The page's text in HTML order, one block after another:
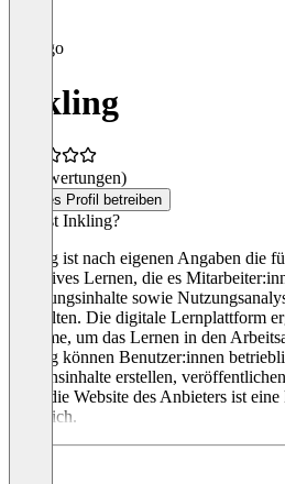
Inkling
(0 Bewertungen)
Dieses Profil betreiben
Was ist Inkling?
Inkling ist nach eigenen Angaben die
operatives Lernen, die es
Schulungsinhalte sowie
verwalten. Die digitale Lernplattform
Systeme, um das Lernen in den
Inkling können Benutzer:innen
Wissensinhalte erstellen,
Über die Website des Anbieters ist
erhältlich.